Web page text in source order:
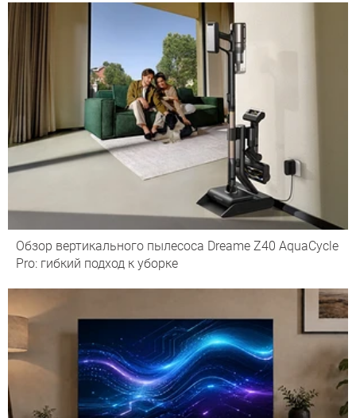
Обзор вертикального пылесоса Dreame Z40 AquaCycle
Pro: гибкий подход к уборке